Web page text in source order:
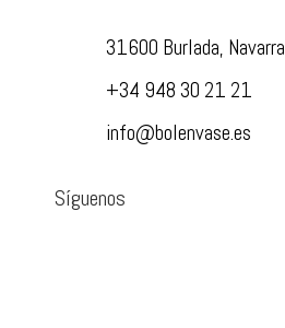
31600 Burlada, Navarra
+34 948 30 21 21
info@bolenvase.es
Síguenos